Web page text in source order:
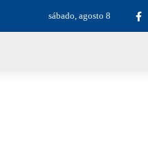
sábado, agosto 8